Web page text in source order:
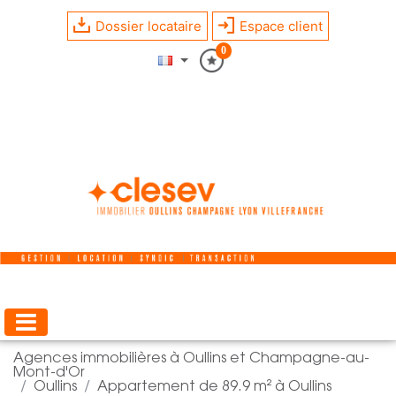
Dossier locataire Espace client
0
Agences immobilières à Oullins et Champagne-au-
Mont-d'Or
Oullins
Appartement de 89.9 m² à Oullins